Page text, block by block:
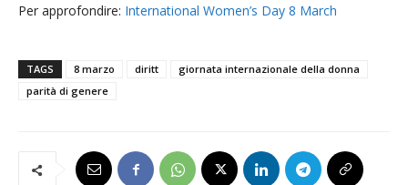
Per approfondire: International Women’s Day 8 March
TAGS 8 marzo diritt
giornata internazionale della donna
parità di genere